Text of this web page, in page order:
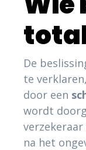
De
te
door een
wordt
na het